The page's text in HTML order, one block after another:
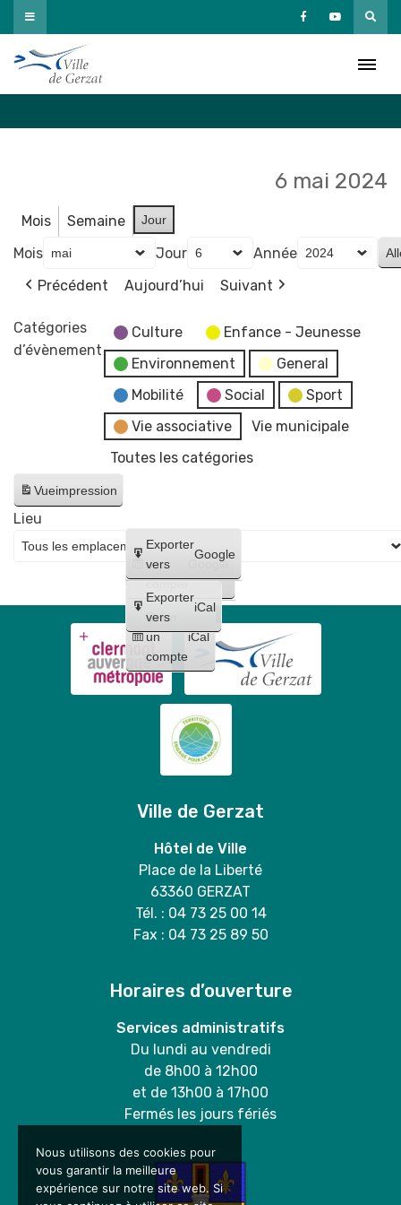
Passer
au
contenu
6 mai 2024
Mois Semaine Jour
Mois Jour
Année
Précédent
Aujourd’hui Suivant
Catégories
d’évènement
Culture
Enfance - Jeunesse
Environnement
General
Mobilité
Social
Sport
Vie associative
Vie municipale
Toutes les catégories
Vueimpression
Créer
un
compte
Google
Créer
un
compte
iCal
Exporter
vers
Google
Exporter
vers
iCal
Lieu
Ville de Gerzat
Hôtel de Ville
Place de la Liberté
63360 GERZAT
Tél. : 04 73 25 00 14
Fax : 04 73 25 89 50
Horaires d’ouverture
Services administratifs
Du lundi au vendredi
de 8h00 à 12h00
et de 13h00 à 17h00
Fermés les jours fériés
Nous utilisons des cookies pour
vous garantir la meilleure
expérience sur notre site web. Si